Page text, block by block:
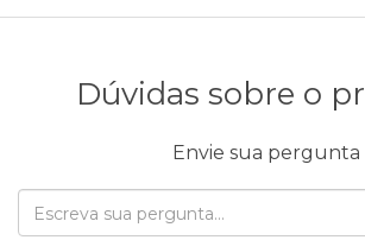
Dúvidas sobre o
Envie sua pergunta